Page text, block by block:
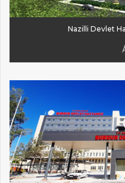
Nazilli Devlet